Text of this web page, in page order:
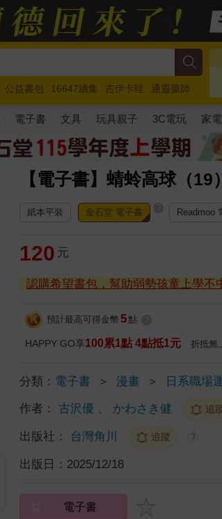
公益書包 16647續集 吉伊卡哇
通靈藥師
玩具總動員5 超慢跑
電子書 文具 玩具親子 3C電玩 家電
【電子書】蜻蛉高球（19
紙本平裝 金石堂 電子書 Readmoo
120 元
認購希望書包，幫助弱勢孩童上學不
預計最高可得金幣 5 點
HAPPY GO享100累1點 4點抵1元 折抵無
分類： 電子書 ＞ 漫畫 ＞ 日系職場
作者： 古沢優 かわさき健 追
出版社： 台灣角川 追蹤 ?
出版日： 2025/12/18
電子書